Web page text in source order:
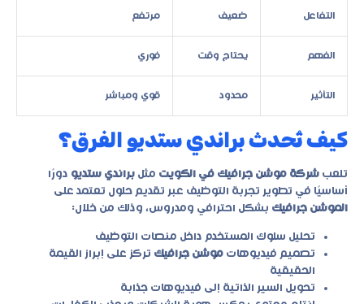
التفاعل ضعيف مرتفع
الفهم يحتاج وقت فوري
التأثير محدود قوي ومباشر
كيف تُحدث براندي ستديو الفرق؟
تلعب شركة موشن جرافيك في الكويت مثل براندي ستديو دورًا
أساسيًا في تطوير تجربة التوظيف عبر تقديم حلول تعتمد على
الموشن جرافيك بشكل احترافي ومدروس، وذلك من خلال:
تحليل سلوك المستخدم داخل منصات التوظيف
تصميم فيديوهات موشن جرافيك تركز على إبراز القيمة
الحقيقية
تحويل السير الذاتية إلى فيديوهات جذابة